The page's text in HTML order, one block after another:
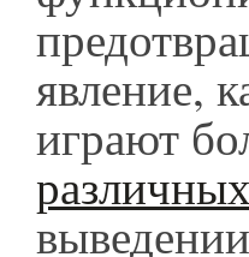
явление,
играют